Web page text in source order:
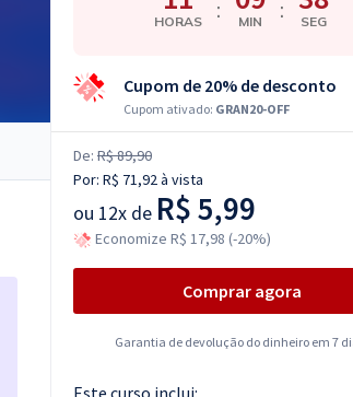
HORAS : MIN : SEG
Cupom de 20% de desconto
Cupom ativado: GRAN20-OFF
De: R$ 89,90
Por: R$ 71,92à vista
ou 12x de R$ 5,99
Economize R$ 17,98 (-20%)
Comprar agora
Garantia de devolução do dinheiro em 7
Este curso inclui: